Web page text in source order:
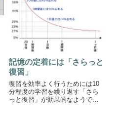
記憶の定着には「さらっと
復習」
復習を効率よく行うためには10
分程度の学習を繰り返す「さら
っと復習」が効果的なようで